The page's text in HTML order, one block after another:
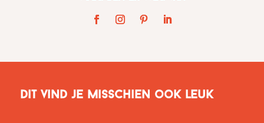
Dit vind je misschien ook leuk